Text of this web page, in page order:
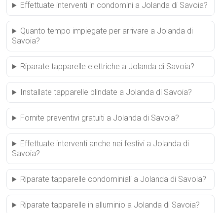
Effettuate interventi in condomini a Jolanda di Savoia?
Quanto tempo impiegate per arrivare a Jolanda di
Savoia?
Riparate tapparelle elettriche a Jolanda di Savoia?
Installate tapparelle blindate a Jolanda di Savoia?
Fornite preventivi gratuiti a Jolanda di Savoia?
Effettuate interventi anche nei festivi a Jolanda di
Savoia?
Riparate tapparelle condominiali a Jolanda di Savoia?
Riparate tapparelle in alluminio a Jolanda di Savoia?